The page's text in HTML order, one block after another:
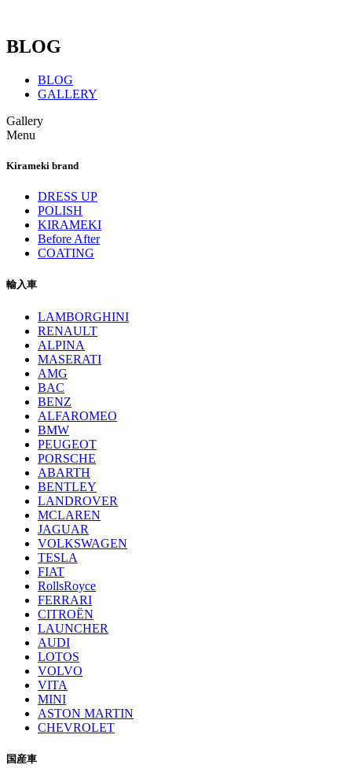
BLOG
BLOG
GALLERY
Gallery
Menu
Kirameki brand
DRESS UP
POLISH
KIRAMEKI
Before After
COATING
輸入車
LAMBORGHINI
RENAULT
ALPINA
MASERATI
AMG
BAC
BENZ
ALFAROMEO
BMW
PEUGEOT
PORSCHE
ABARTH
BENTLEY
LANDROVER
MCLAREN
JAGUAR
VOLKSWAGEN
TESLA
FIAT
RollsRoyce
FERRARI
CITROËN
LAUNCHER
AUDI
LOTOS
VOLVO
VITA
MINI
ASTON MARTIN
CHEVROLET
国産車